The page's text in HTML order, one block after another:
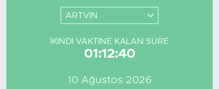
ARTVİN
İKINDI VAKTINE KALAN SÜRE
01:12:40
10 Ağustos 2026